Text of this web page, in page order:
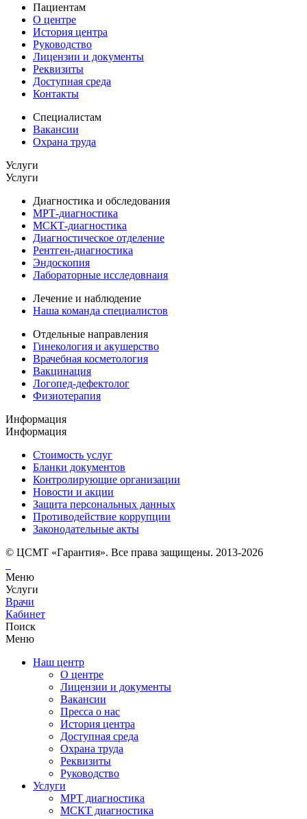
Пациентам
О центре
История центра
Руководство
Лицензии и документы
Реквизиты
Доступная среда
Контакты
Специалистам
Вакансии
Охрана труда
Услуги
Услуги
Диагностика и обследования
МРТ-диагностика
МСКТ-диагностика
Диагностическое отделение
Рентген-диагностика
Эндоскопия
Лабораторные исследовнаия
Лечение и наблюдение
Наша команда специалистов
Отдельные направления
Гинекология и акушерство
Врачебная косметология
Вакцинация
Логопед-дефектолог
Физиотерапия
Информация
Информация
Стоимость услуг
Бланки документов
Контролирующие организации
Новости и акции
Защита персональных данных
Противодействие коррупции
Законодательные акты
© ЦСМТ «Гарантия». Все права защищены. 2013-2026
Меню
Услуги
Врачи
Кабинет
Поиск
Меню
Наш центр
О центре
Лицензии и документы
Вакансии
Пресса о нас
История центра
Доступная среда
Охрана труда
Реквизиты
Руководство
Услуги
МРТ диагностика
МСКТ диагностика